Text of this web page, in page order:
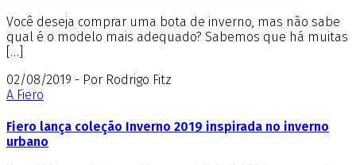
Você deseja comprar uma bota de inverno, mas não sabe
qual é o modelo mais adequado? Sabemos que há muitas
[…]
02/08/2019 - Por Rodrigo Fitz
A Fiero
Fiero lança coleção Inverno 2019 inspirada no inverno
urbano